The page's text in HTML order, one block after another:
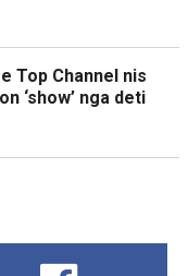
Top Channel nis
‘show’ nga deti